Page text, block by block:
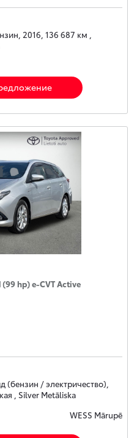
2016, 136 687 км ,
hp) e-CVT Active
(бензин / электричество),
, Silver Metāliska
WESS Mārupē